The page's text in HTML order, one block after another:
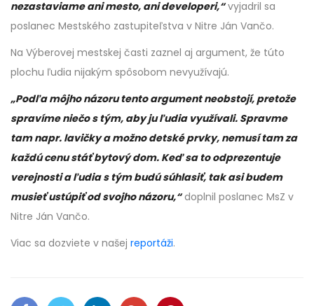
nezastaviame ani mesto, ani developeri,“vyjadril sa
poslanec Mestského zastupiteľstva v Nitre Ján Vančo.
Na Výberovej mestskej časti zaznel aj argument, že túto
plochu ľudia nijakým spôsobom nevyužívajú.
„Podľa môjho názoru tento argument neobstojí, pretože
spravíme niečo s tým, aby ju ľudia využívali. Spravme
tam napr. lavičky a možno detské prvky, nemusí tam za
každú cenu stáť bytový dom. Keď sa to odprezentuje
verejnosti a ľudia s tým budú súhlasiť, tak asi budem
musieť ustúpiť od svojho názoru,“doplnil poslanec MsZ v
Nitre Ján Vančo.
Viac sa dozviete v našej reportáži.